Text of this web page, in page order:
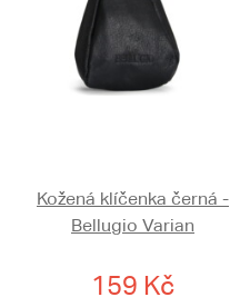
Kožená klíčenka černá -
Bellugio Varian
159 Kč